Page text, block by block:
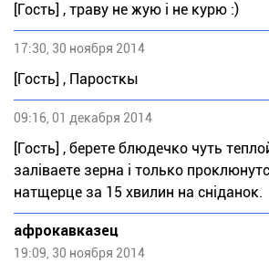
[Гость] , траву не жую і не курю :)
17:30, 30 ноября 2014
[Гость] , Паросткы
09:16, 01 декабря 2014
[Гость] , берете блюдечко чуть
заліваете зерна і только
натщерце за 15 хвилин на сніданок.
афрокавказец
19:09, 30 ноября 2014